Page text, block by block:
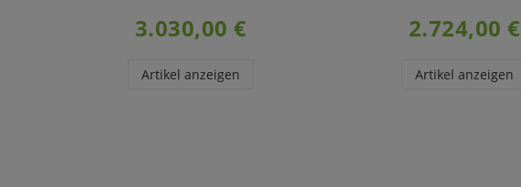
3.030,00 €
Artikel anzeigen
2.724,00 €
Artikel anzeigen